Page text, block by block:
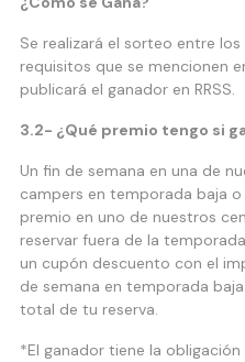
Se realizará el sorteo entre
requisitos que se mencionen
publicará el ganador en RRSS.
3.2- ¿Qué premio tengo si
Un fin de semana en una de
campers en temporada baja
premio en uno de nuestros
reservar fuera de la
un cupón descuento con el
de semana en temporada
total de tu reserva.
*El ganador tiene la